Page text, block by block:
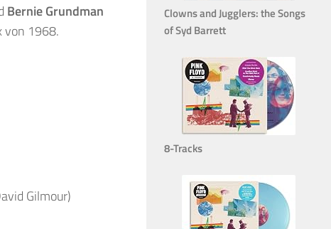
Bernie Grundman
von 1968.
Gilmour)
Clowns and Jugglers: the Songs
of Syd Barrett
8-Tracks